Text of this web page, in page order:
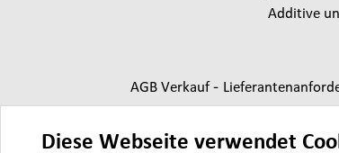
Additive
AGB Verkauf-
Diese Webseite verwendet